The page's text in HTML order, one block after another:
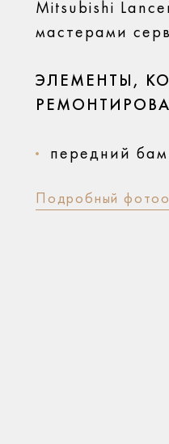
Mitsubishi
мастерами
ЭЛЕМЕНТЫ,
передний
Подробный